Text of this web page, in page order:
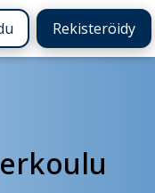
Rekisteröidy